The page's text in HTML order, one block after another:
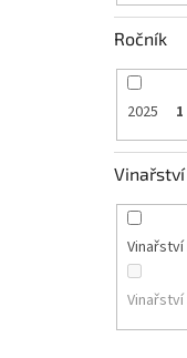
Ročník
2025 1
Vinařství